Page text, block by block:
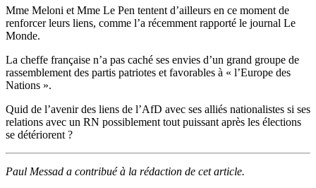
Mme Meloni et Mme Le Pen tentent d’ailleurs en ce moment de
renforcer leurs liens, comme l’a récemment rapporté le journal Le
Monde.
La cheffe française n’a pas caché ses envies d’un grand groupe de
rassemblement des partis patriotes et favorables à « l’Europe des
Nations ».
Quid de l’avenir des liens de l’AfD avec ses alliés nationalistes si ses
relations avec un RN possiblement tout puissant après les élections
se détériorent ?
Paul Messad a contribué à la rédaction de cet article.